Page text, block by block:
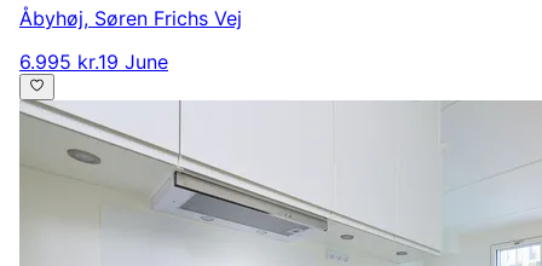
Åbyhøj, Søren Frichs Vej
6.995 kr.19 June